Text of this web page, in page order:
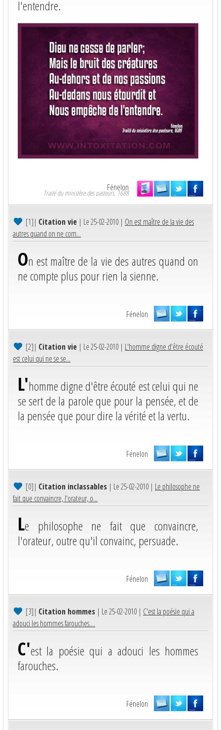
l'entendre.
Fénelon
Traité du ministère des pasteurs. 1688
[1]| Citation vie | Le 25-02-2010 | On est maître de la vie des
autres quand on ne com...
On est maître de la vie des autres quand on
ne compte plus pour rien la sienne.
Fénelon
[2]| Citation vie | Le 25-02-2010 | L'homme digne d'être écouté
est celui qui ne se se...
L'homme digne d'être écouté est celui qui ne
se sert de la parole que pour la pensée, et de
la pensée que pour dire la vérité et la vertu.
Fénelon
[0]| Citation inclassables | Le 25-02-2010 | Le philosophe ne
fait que convaincre, l'orateur, o...
Le philosophe ne fait que convaincre,
l'orateur, outre qu'il convainc, persuade.
Fénelon
[3]| Citation hommes | Le 25-02-2010 | C'est la poésie qui a
adouci les hommes farouches....
C'est la poésie qui a adouci les hommes
farouches.
Fénelon